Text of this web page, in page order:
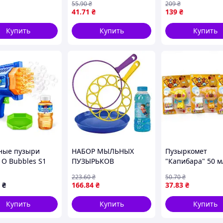
camera
Pink
Купить
41.71 ₴
55.90₴
Купить
красные
большие для
MIC
139 ₴
209₴
Купить
пузыри
Bubbles S1
(11347) MDR
₴
Купить
НАБОР МЫЛЬНЫХ
ПУЗЫРЬКОВ
Объем 450 мл
166.84 ₴
223.60₴
Купить
Пузыркомет
"Капибара" 50
37.83 ₴
50.70₴
Купить